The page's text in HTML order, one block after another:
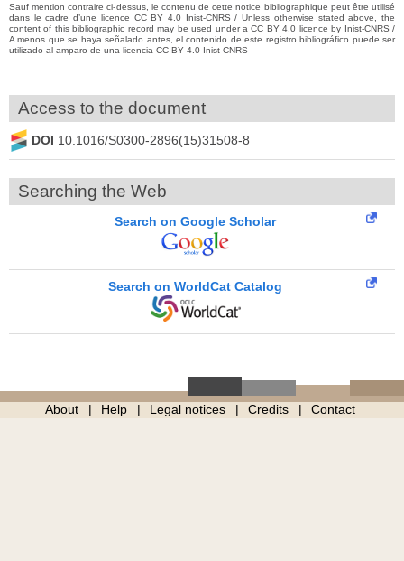
Sauf mention contraire ci-dessus, le contenu de cette notice bibliographique peut être utilisé
dans le cadre d’une licence CC BY 4.0 Inist-CNRS / Unless otherwise stated above, the
content of this bibliographic record may be used under a CC BY 4.0 licence by Inist-CNRS /
A menos que se haya señalado antes, el contenido de este registro bibliográfico puede ser
utilizado al amparo de una licencia CC BY 4.0 Inist-CNRS
Access to the document
DOI 10.1016/S0300-2896(15)31508-8
Searching the Web
Search on Google Scholar
Search on WorldCat Catalog
About Help Legal notices Credits Contact